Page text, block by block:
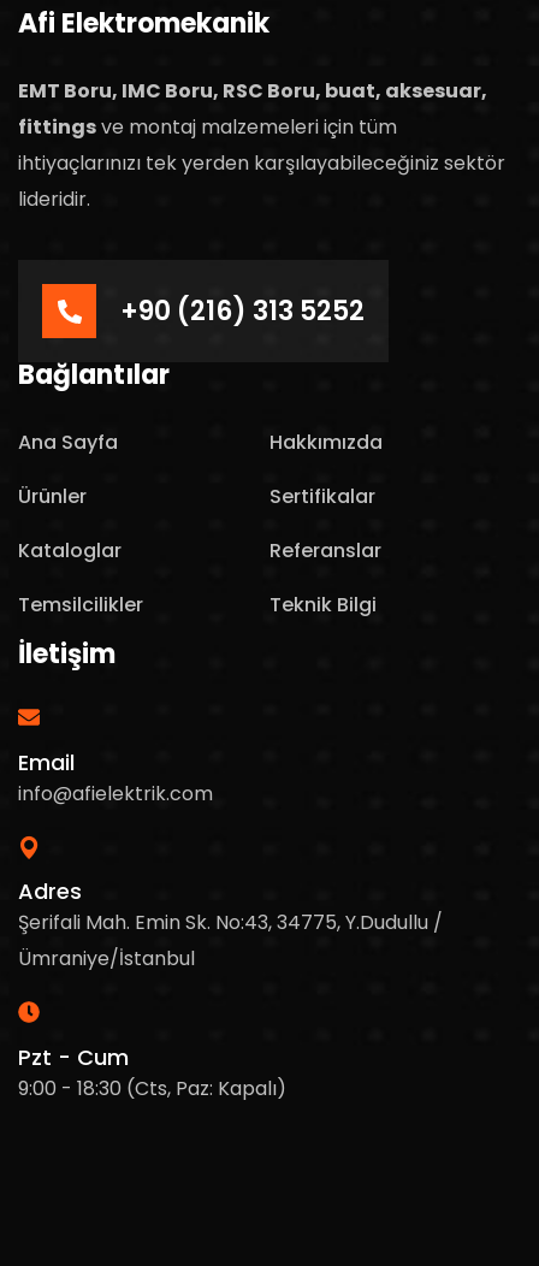
Afi Elektromekanik
EMT Boru, IMC Boru, RSC Boru, buat, aksesuar,
fittingsve montaj malzemeleri için tüm
ihtiyaçlarınızı tek yerden karşılayabileceğiniz sektör
lideridir.
+90 (216) 313 5252
Bağlantılar
Ana Sayfa
Hakkımızda
Ürünler
Sertifikalar
Kataloglar
Referanslar
Temsilcilikler
Teknik Bilgi
İletişim
Email
info@afielektrik.com
Adres
Şerifali Mah. Emin Sk. No:43, 34775, Y.Dudullu /
Ümraniye/İstanbul
Pzt - Cum
9:00 - 18:30 (Cts, Paz: Kapalı)